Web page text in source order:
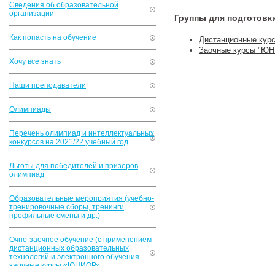
Сведения об образовательной
организации
Как попасть на обучение
Хочу все знать
Наши преподаватели
Олимпиады
Перечень олимпиад и интеллектуальных
конкурсов на 2021/22 учебный год
Льготы для победителей и призеров
олимпиад
Образовательные мероприятия (учебно-
тренировочные сборы, тренинги,
профильные смены и др.)
Очно-заочное обучение (с применением
дистанционных образовательных
технологий и электронного обучения
Группы для
Дистанционные
Заочные курсы